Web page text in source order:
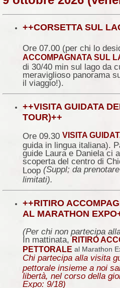
++CORSETTA SUL
Ore 07.00 (per chi lo
ACCOMPAGNATA SUL
di 30/40 min sul lago da
meraviglioso panorama
il viaggio!).
++VISITA GUIDATA
TOUR)++
Ore 09.30 VISITA
guida in lingua italiana).
guide Laura e Daniela ci
scoperta del centro di
Loop (Suppl; da
limitati).
++RITIRO
AL MARATHON
(Per chi non partecipa
In mattinata,RITIRO
PETTORALE al Marathon
Chi partecipa alla visita
pettorale insieme a noi
libertà, nel corso della
Expo: 9/18)